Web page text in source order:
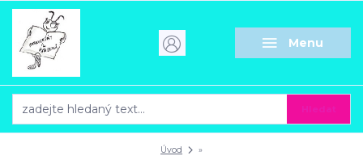
Menu
Úvod »